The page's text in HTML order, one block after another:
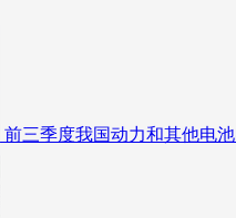
前三季度我国动力和其他电